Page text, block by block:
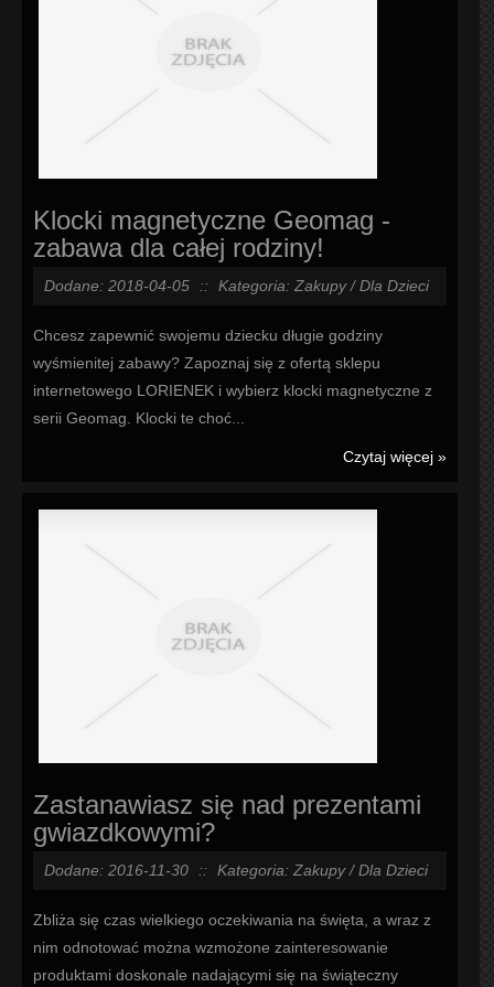
Klocki magnetyczne Geomag -
zabawa dla całej rodziny!
Dodane: 2018-04-05 :: Kategoria: Zakupy / Dla Dzieci
Chcesz zapewnić swojemu dziecku długie godziny
wyśmienitej zabawy? Zapoznaj się z ofertą sklepu
internetowego LORIENEK i wybierz klocki magnetyczne z
serii Geomag. Klocki te choć...
Czytaj więcej »
Zastanawiasz się nad prezentami
gwiazdkowymi?
Dodane: 2016-11-30 :: Kategoria: Zakupy / Dla Dzieci
Zbliża się czas wielkiego oczekiwania na święta, a wraz z
nim odnotować można wzmożone zainteresowanie
produktami doskonale nadającymi się na świąteczny